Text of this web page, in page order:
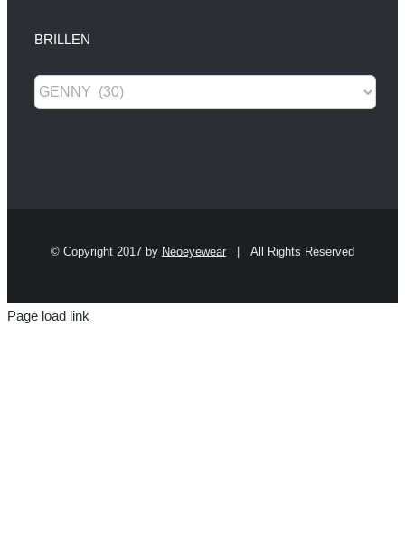
BRILLEN
© Copyright 2017 by Neoeyewear | All Rights Reserved
Page load link